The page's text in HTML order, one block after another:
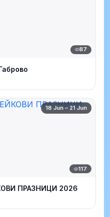
87
18 Jun – 21 Jun
117
ПРАЗНИЦИ 2026